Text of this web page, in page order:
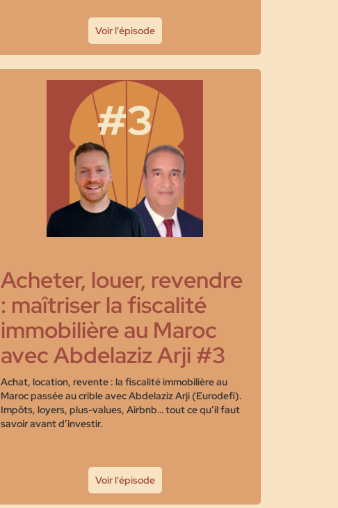
Voir l'épisode
Acheter, louer, revendre
: maîtriser la fiscalité
immobilière au Maroc
avec Abdelaziz Arji #3
Achat, location, revente : la fiscalité immobilière au
Maroc passée au crible avec Abdelaziz Arji (Eurodefi).
Impôts, loyers, plus-values, Airbnb… tout ce qu’il faut
savoir avant d’investir.
Voir l'épisode